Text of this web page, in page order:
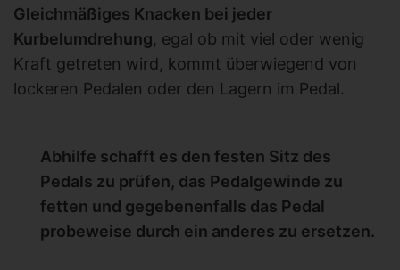
Gleichmäßiges Knacken bei jeder
Kurbelumdrehung, egal ob mit viel oder wenig
Kraft getreten wird, kommt überwiegend von
lockeren Pedalen oder den Lagern im Pedal.
Abhilfe schafft es den festen Sitz des
Pedals zu prüfen, das Pedalgewinde zu
fetten und gegebenenfalls das Pedal
probeweise durch ein anderes zu ersetzen.